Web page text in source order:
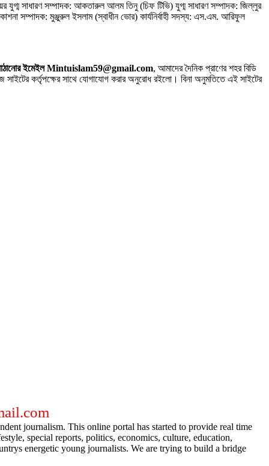
যুগ্ম সাধারণ সম্পাদক: আকতারুল আলম তিনু (চিফ টিভি) যুগ্ম সাধারণ সম্পাদক: জিল্লুর
সম্পাদক: মুঞ্জুরুল ইসলাম (স্বাধীন ভোর) কার্যনির্বাহী সদস্য: এস.এম. আরিফুল
পাঠানোর ইমেইল Mintuislam59@gmail.com, আমাদের দৈনিক প্রাণের শহর বিডি
কর্তৃপক্ষের সাথে যোগাযোগ করার অনুরোধ রইলো। বিনা অনুমতিতে এই সাইটের
journalism. This online portal has started to provide real time
special reports, politics, economics, culture, education,
energetic young journalists. We are trying to build a bridge